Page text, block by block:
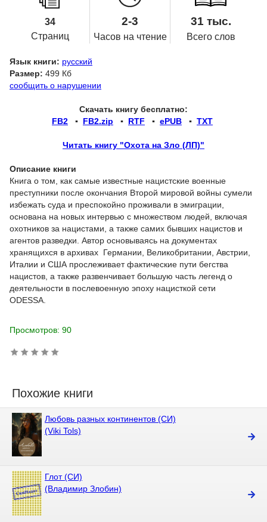
34
Страниц
2-3
Часов на чтение
31 тыс.
Всего слов
Язык книги: русский
Размер: 499 Кб
сообщить о нарушении
Скачать книгу бесплатно:
FB2 ▪ FB2.zip ▪ RTF ▪ ePUB ▪ TXT
Читать книгу "Охота на Зло (ЛП)"
Описание книги
Книга о том, как самые известные нацистские военные
преступники после окончания Второй мировой войны сумели
избежать суда и преспокойно проживали в эмиграции,
основана на новых интервью с множеством людей, включая
охотников за нацистами, а также самих бывших нацистов и
агентов разведки. Автор основываясь на документах
хранящихся в архивах Германии, Великобритании, Австрии,
Италии и США прослеживает фактические пути бегства
нацистов, а также развенчивает большую часть легенд о
деятельности в послевоенную эпоху нацисткой сети
ODESSA.
Просмотров: 90
Похожие книги
Любовь разных континентов (СИ)
(Viki Tols)
Глот (СИ)
(Владимир Злобин)